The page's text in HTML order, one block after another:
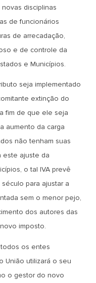
disciplinas
de funcionários
de arrecadação,
e de controle da
e Municípios.
seja implementado
extinção do
fim de que ele seja
aumento da carga
não tenham suas
este ajuste da
o tal IVA prevê
para ajustar a
sem o menor pejo,
dos autores das
imposto.
os entes
União utilizará o seu
o gestor do novo